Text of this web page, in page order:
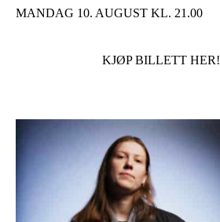
MANDAG 10. AUGUST KL. 21.00
KJØP BILLETT HER!